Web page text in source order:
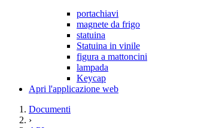
portachiavi
magnete da frigo
statuina
Statuina in vinile
figura a mattoncini
lampada
Keycap
Apri l'applicazione web
Documenti
›